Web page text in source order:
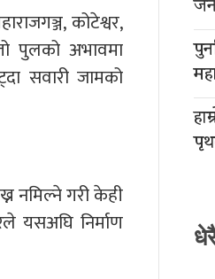
कोटेश्वर,
पुलको अभावमा
सवारी जामको
नमिल्ने गरी केही
यसअघि निर्माण